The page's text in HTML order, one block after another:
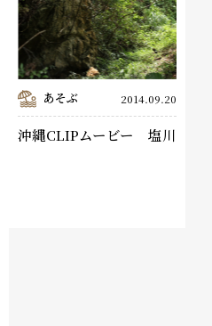
あそぶ 2014.09.20
沖縄CLIPムービー 塩川